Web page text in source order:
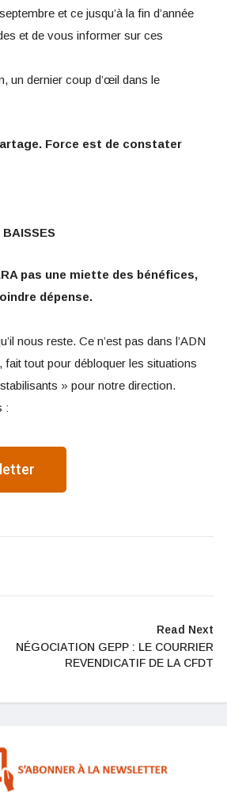
et ce jusqu’à la fin d’année
et de vous informer sur ces
un dernier coup d’œil dans le
Force est de constater
pas une miette des bénéfices,
dépense.
nous reste. Ce n’est pas dans l’ADN
tout pour débloquer les situations
» pour notre direction.
:
Read Next
NÉGOCIATION GEPP : LE COURRIER
REVENDICATIF DE LA CFDT